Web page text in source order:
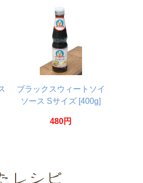
ブラックスウィートソイ
ソース Sサイズ [400g]
480円